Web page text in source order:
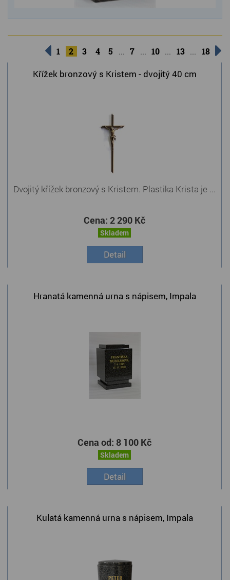
1 2 3 4 5 ... 7 ... 10 ... 13 ... 18
Křížek bronzový s Kristem - dvojitý 40 cm
Dvojitý křížek bronzový s Kristem. Plastika Krista je ...
Cena: 2 290 Kč
Skladem
Detail
Hranatá kamenná urna s nápisem, Impala
Cena od: 8 100 Kč
Skladem
Detail
Kulatá kamenná urna s nápisem, Impala